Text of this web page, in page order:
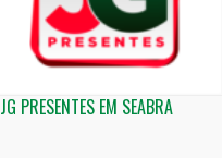
JG PRESENTES EM SEABRA